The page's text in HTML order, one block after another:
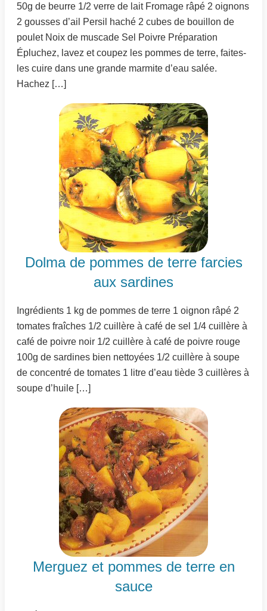
50g de beurre 1/2 verre de lait Fromage râpé 2 oignons
2 gousses d’ail Persil haché 2 cubes de bouillon de
poulet Noix de muscade Sel Poivre Préparation
Épluchez, lavez et coupez les pommes de terre, faites-
les cuire dans une grande marmite d’eau salée.
Hachez […]
Dolma de pommes de terre farcies
aux sardines
Ingrédients 1 kg de pommes de terre 1 oignon râpé 2
tomates fraîches 1/2 cuillère à café de sel 1/4 cuillère à
café de poivre noir 1/2 cuillère à café de poivre rouge
100g de sardines bien nettoyées 1/2 cuillère à soupe
de concentré de tomates 1 litre d’eau tiède 3 cuillères à
soupe d’huile […]
Merguez et pommes de terre en
sauce